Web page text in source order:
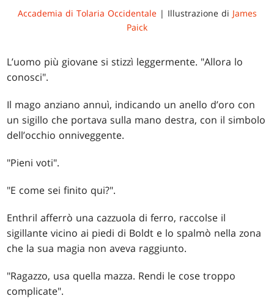
Accademia di Tolaria Occidentale | Illustrazione di James
Paick
L’uomo più giovane si stizzì leggermente. "Allora lo
conosci".
Il mago anziano annuì, indicando un anello d’oro con
un sigillo che portava sulla mano destra, con il simbolo
dell’occhio onniveggente.
"Pieni voti".
"E come sei finito qui?".
Enthril afferrò una cazzuola di ferro, raccolse il
sigillante vicino ai piedi di Boldt e lo spalmò nella zona
che la sua magia non aveva raggiunto.
"Ragazzo, usa quella mazza. Rendi le cose troppo
complicate".